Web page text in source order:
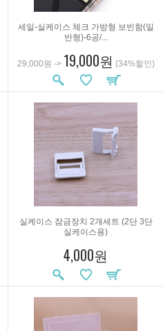
세일-실케이스 체크 가방형 보빈함(일
반형)-6공/...
29,000원 -> 19,000원 (34%할인)
실케이스 잠금장치 2개세트 (2단 3단
실케이스용)
4,000원